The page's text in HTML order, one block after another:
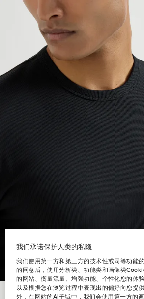
我们承诺保护人类的私隐
我们使用第一方和第三方的技术性或同等功能
的同意后，使用分析类、功能类和画像类
的网站、衡量流量、增强功能、个性化您的体
以及根据您在浏览过程中表现出的偏好向您提
外，在网站的AI子域中，我们会使用第一方的